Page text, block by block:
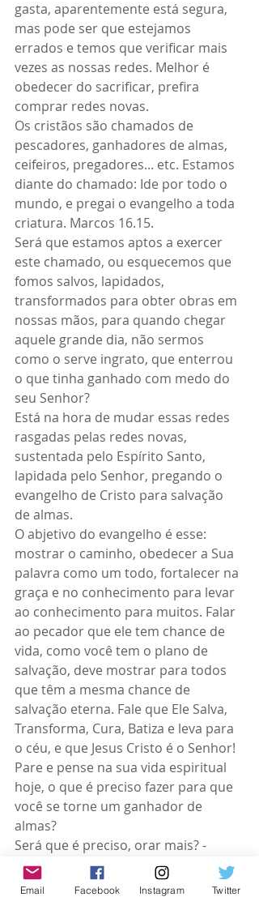
gasta, aparentemente está segura,
mas pode ser que estejamos
errados e temos que verificar mais
vezes as nossas redes. Melhor é
obedecer do sacrificar, prefira
comprar redes novas.
Os cristãos são chamados de
pescadores, ganhadores de almas,
ceifeiros, pregadores... etc. Estamos
diante do chamado: Ide por todo o
mundo, e pregai o evangelho a toda
criatura. Marcos 16.15.
Será que estamos aptos a exercer
este chamado, ou esquecemos que
fomos salvos, lapidados,
transformados para obter obras em
nossas mãos, para quando chegar
aquele grande dia, não sermos
como o serve ingrato, que enterrou
o que tinha ganhado com medo do
seu Senhor?
Está na hora de mudar essas redes
rasgadas pelas redes novas,
sustentada pelo Espírito Santo,
lapidada pelo Senhor, pregando o
evangelho de Cristo para salvação
de almas.
O abjetivo do evangelho é esse:
mostrar o caminho, obedecer a Sua
palavra como um todo, fortalecer na
graça e no conhecimento para levar
ao conhecimento para muitos. Falar
ao pecador que ele tem chance de
vida, como você tem o plano de
salvação, deve mostrar para todos
que têm a mesma chance de
salvação eterna. Fale que Ele Salva,
Transforma, Cura, Batiza e leva para
o céu, e que Jesus Cristo é o Senhor!
Pare e pense na sua vida espiritual
hoje, o que é preciso fazer para que
você se torne um ganhador de
almas?
Será que é preciso, orar mais? -
Então ore mais!
Será que é preciso jejuar mais? -
Email Facebook Instagram Twitter